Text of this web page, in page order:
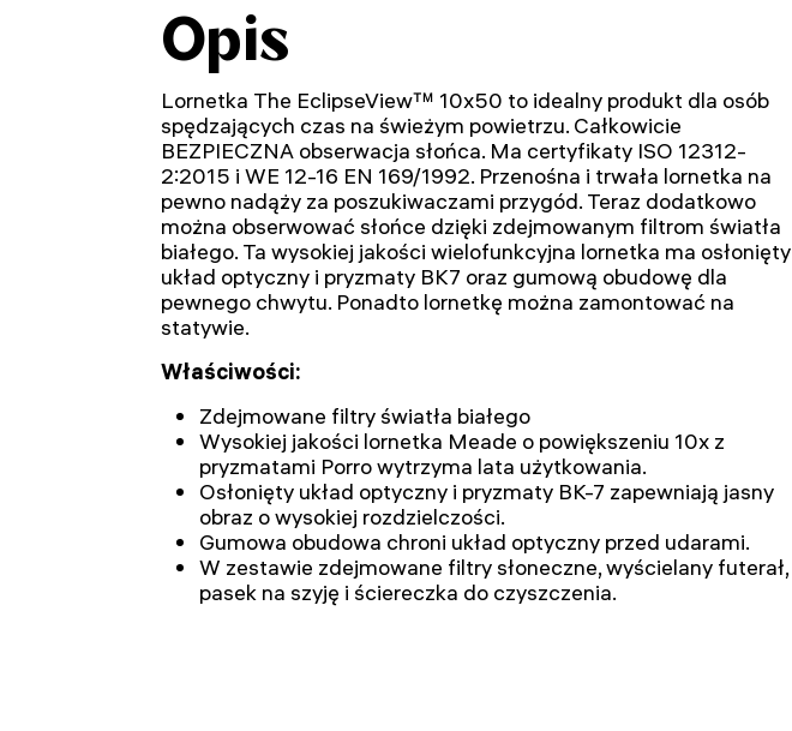
Opis
Lornetka The EclipseView™ 10x50 to idealny produkt dla osób
spędzających czas na świeżym powietrzu. Całkowicie
BEZPIECZNA obserwacja słońca. Ma certyfikaty ISO 12312-
2:2015 i WE 12-16 EN 169/1992. Przenośna i trwała lornetka na
pewno nadąży za poszukiwaczami przygód. Teraz dodatkowo
można obserwować słońce dzięki zdejmowanym filtrom światła
białego. Ta wysokiej jakości wielofunkcyjna lornetka ma osłonięty
układ optyczny i pryzmaty BK7 oraz gumową obudowę dla
pewnego chwytu. Ponadto lornetkę można zamontować na
statywie.
Właściwości:
Zdejmowane filtry światła białego
Wysokiej jakości lornetka Meade o powiększeniu 10x z
pryzmatami Porro wytrzyma lata użytkowania.
Osłonięty układ optyczny i pryzmaty BK-7 zapewniają jasny
obraz o wysokiej rozdzielczości.
Gumowa obudowa chroni układ optyczny przed udarami.
W zestawie zdejmowane filtry słoneczne, wyścielany futerał,
pasek na szyję i ściereczka do czyszczenia.